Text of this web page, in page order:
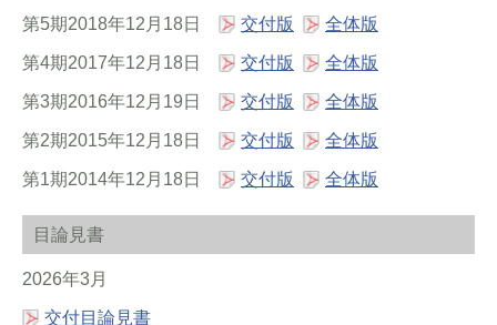
第5期2018年12月18日 交付版 全体版
第4期2017年12月18日 交付版 全体版
第3期2016年12月19日 交付版 全体版
第2期2015年12月18日 交付版 全体版
第1期2014年12月18日 交付版 全体版
目論見書
2026年3月
交付目論見書